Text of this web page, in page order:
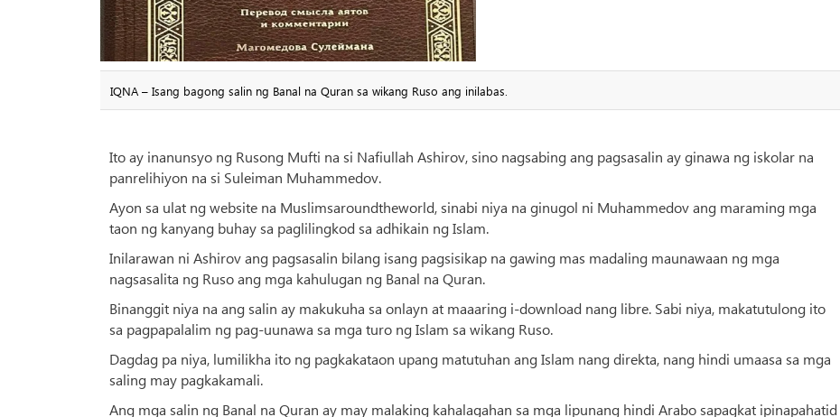
IQNA – Isang bagong salin ng Banal na Quran sa wikang Ruso ang inilabas.
Ito ay inanunsyo ng Rusong Mufti na si Nafiullah Ashirov, sino nagsabing ang pagsasalin ay ginawa ng iskolar na
panrelihiyon na si Suleiman Muhammedov.
Ayon sa ulat ng website na Muslimsaroundtheworld, sinabi niya na ginugol ni Muhammedov ang maraming mga
taon ng kanyang buhay sa paglilingkod sa adhikain ng Islam.
Inilarawan ni Ashirov ang pagsasalin bilang isang pagsisikap na gawing mas madaling maunawaan ng mga
nagsasalita ng Ruso ang mga kahulugan ng Banal na Quran.
Binanggit niya na ang salin ay makukuha sa onlayn at maaaring i-download nang libre. Sabi niya, makatutulong ito
sa pagpapalalim ng pag-uunawa sa mga turo ng Islam sa wikang Ruso.
Dagdag pa niya, lumilikha ito ng pagkakataon upang matutuhan ang Islam nang direkta, nang hindi umaasa sa mga
saling may pagkakamali.
Ang mga salin ng Banal na Quran ay may malaking kahalagahan sa mga lipunang hindi Arabo sapagkat ipinapahatid